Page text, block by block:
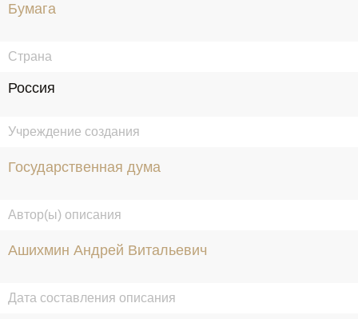
Бумага
Страна
Россия
Учреждение создания
Государственная дума
Автор(ы) описания
Ашихмин Андрей Витальевич
Дата составления описания